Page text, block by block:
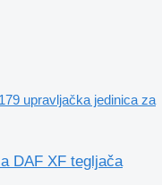
upravljačka jedinica za
DAF XF tegljača